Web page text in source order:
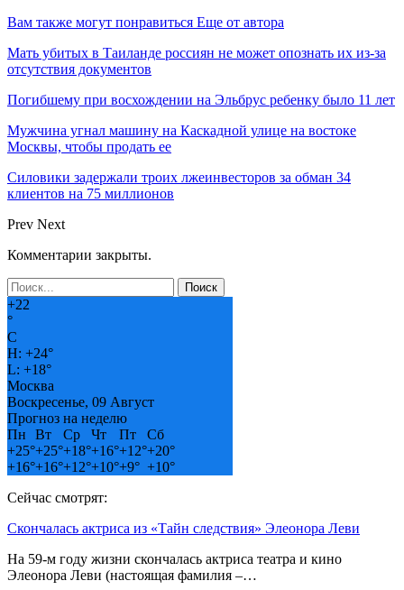
Вам также могут понравиться Еще от автора
Мать убитых в Таиланде россиян не может опознать их из-за
отсутствия документов
Погибшему при восхождении на Эльбрус ребенку было 11 лет
Мужчина угнал машину на Каскадной улице на востоке
Москвы, чтобы продать ее
Силовики задержали троих лжеинвесторов за обман 34
клиентов на 75 миллионов
Prev Next
Комментарии закрыты.
+22
°
C
H: +24°
L: +18°
Москва
Воскресенье, 09 Август
Прогноз на неделю
Пн
Вт Ср Чт Пт
Сб
+25°+25°+18°+16°+12°+20°
+16°+16°+12°+10°+9° +10°
Сейчас смотрят:
Скончалась актриса из «Тайн следствия» Элеонора Леви
На 59-м году жизни скончалась актриса театра и кино
Элеонора Леви (настоящая фамилия –…